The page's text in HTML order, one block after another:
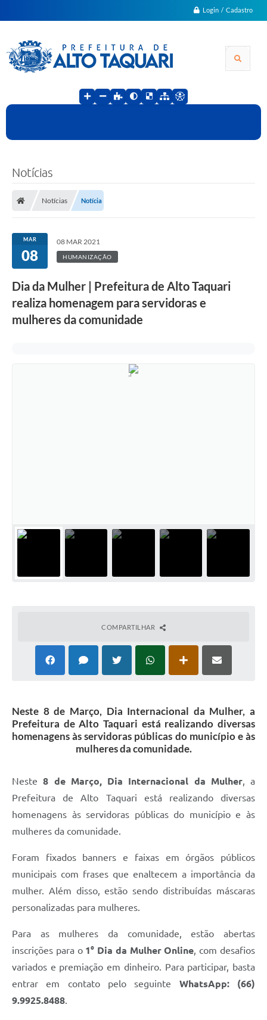
Login / Cadastro
Notícias
Notícias Notícia
MAR
08
08 MAR 2021
HUMANIZAÇÃO
Dia da Mulher | Prefeitura de Alto Taquari
realiza homenagem para servidoras e
mulheres da comunidade
COMPARTILHAR
Neste 8 de Março, Dia Internacional da Mulher, a
Prefeitura de Alto Taquari está realizando diversas
homenagens às servidoras públicas do município e às
mulheres da comunidade.
Neste8 de Março, Dia Internacional da Mulher, a
Prefeitura de Alto Taquari está realizando diversas
homenagens às servidoras públicas do município e às
mulheres da comunidade.
Foram fixados banners e faixas em órgãos públicos
municipais com frases que enaltecem a importância da
mulher. Além disso, estão sendo distribuídas máscaras
personalizadas para mulheres.
Para as mulheres da comunidade, estão abertas
inscrições para o 1° Dia da Mulher Online , com desafios
variados e premiação em dinheiro. Para participar, basta
entrar em contato pelo seguinte WhatsApp: (66)
9.9925.8488